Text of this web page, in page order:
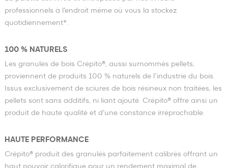
professionnels à l’endroit même où vous la stockez
quotidiennement*.
100 % NATURELS
Les granulés de bois Crépito®, aussi surnommés pellets,
proviennent de produits 100 % naturels de l’industrie du bois.
Issus exclusivement de sciures de bois résineux non traitées, les
pellets sont sans additifs, ni liant ajouté. Crépito® offre ainsi un
produit de haute qualité et d’une constance irréprochable.
HAUTE PERFORMANCE
Crépito® produit des granulés parfaitement calibrés offrant un